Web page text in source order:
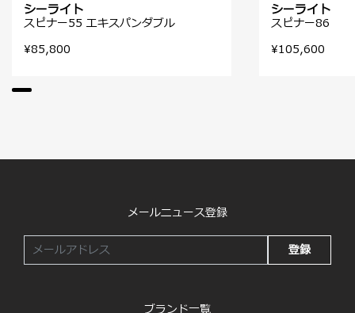
シーライト
スピナー55 エキスパンダブル
¥85,800
シーライト
スピナー86
¥105,600
メールニュース登録
登録
ブランド一覧